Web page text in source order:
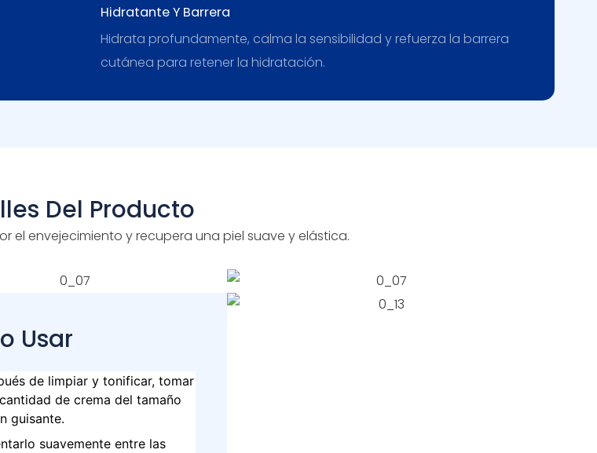
Hidratante Y Barrera
Hidrata profundamente, calma la sensibilidad y refuerza la barrera
cutánea para retener la hidratación.
Del Producto
envejecimiento y recupera una piel suave y elástica.
Usar
de limpiar y tonificar, tomar
de crema del tamaño
guisante.
suavemente entre las